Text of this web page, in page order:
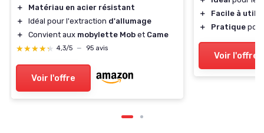
＋
Matériau en acier résistant
＋
Idéal pour l'extraction d'allumage
＋
Convient aux mobylette Mob et Came
★★★★★
★★★★★ 4,3/5 — 95 avis
Voir l'offre
＋
Facile à
＋
Pratique
Voir l'offre